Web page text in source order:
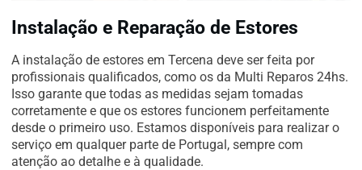
Instalação e Reparação de Estores
A instalação de estores em Tercena deve ser feita por
profissionais qualificados, como os da Multi Reparos 24hs.
Isso garante que todas as medidas sejam tomadas
corretamente e que os estores funcionem perfeitamente
desde o primeiro uso. Estamos disponíveis para realizar o
serviço em qualquer parte de Portugal, sempre com
atenção ao detalhe e à qualidade.